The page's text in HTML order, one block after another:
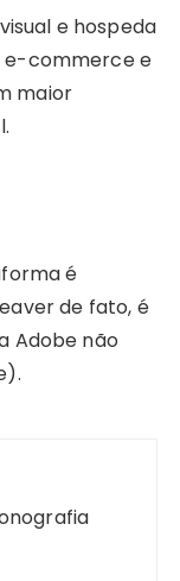
e hospeda
e-commerce e
maior
é
de fato, é
Adobe não